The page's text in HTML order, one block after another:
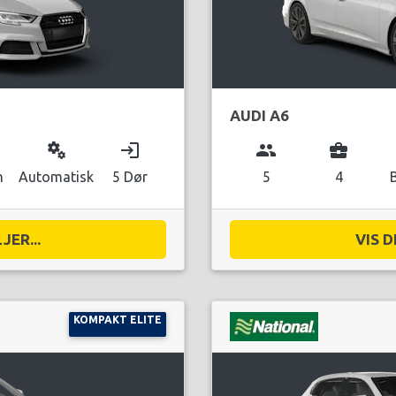
miscellaneous_services
Automatisk
login
5 Dør
AUDI A6
group
5
business_center
4
VIS
KOMPAKT ELITE